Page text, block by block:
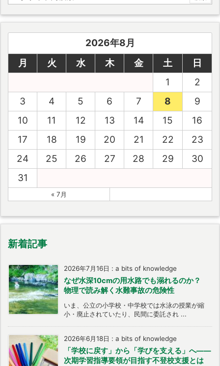
2026年8月
月
火 水 木 金 土
日
1
2
3
4 5 6 7 8
9
10
11 12 13 14 15
16
17
18 19 20 21 22
23
24
25 26 27 28 29
30
31
« 7月
新着記事
2026年7月16日 : a bits of knowledge
なぜ水深10cmの用水路でも溺れるのか？
物理で読み解く水難事故の危険性
いま、公立の小学校・中学校では水泳の授業が縮
小・廃止されていたり、民間に委託され ...
2026年6月18日 : a bits of knowledge
「学校に戻す」から「学びを支える」へ――
次期学習指導要領が目指す不登校支援とは